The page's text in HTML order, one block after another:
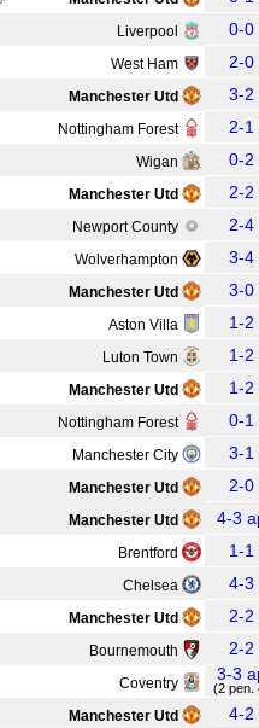
Liverpool 0-0
West Ham 2-0
Manchester Utd 3-2
Nottingham Forest 2-1
Wigan 0-2
Manchester Utd 2-2
Newport County 2-4
Wolverhampton 3-4
Manchester Utd 3-0
Aston Villa 1-2
Luton Town 1-2
Manchester Utd 1-2
Nottingham Forest 0-1
Manchester City 3-1
Manchester Utd 2-0
Manchester Utd 4-3
Brentford 1-1
Chelsea 4-3
Manchester Utd 2-2
Bournemouth 2-2
Coventry 3-3
(2 pen.
Manchester Utd 4-2